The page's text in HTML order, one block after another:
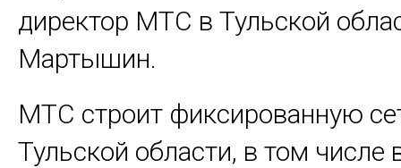
директор МТС в Тульской
Мартышин.
МТС строит фиксированную
Тульской области, в том числе